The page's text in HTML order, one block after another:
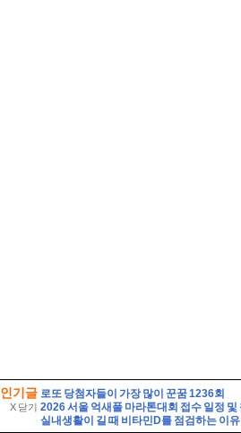
인기글
X 닫기
로또 당첨자들이 가장 많이 꾼꿈 1236회
실내생활이 길 때 비타민D를 점검하는 이유